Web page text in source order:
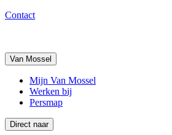
Contact
Van Mossel
Mijn Van Mossel
Werken bij
Persmap
Direct naar